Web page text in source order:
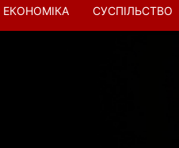
ЕКОНОМІКА СУСПІЛЬСТВО